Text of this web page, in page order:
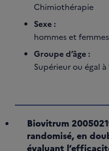
Chimiothérapie
Sexe :
hommes et femmes
Groupe d’âge :
Supérieur ou égal à
Biovitrum
randomisé, en
évaluant